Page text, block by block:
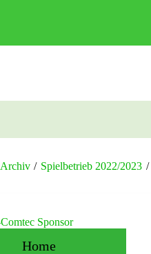
Archiv / Spielbetrieb 2022/2023 /
Home